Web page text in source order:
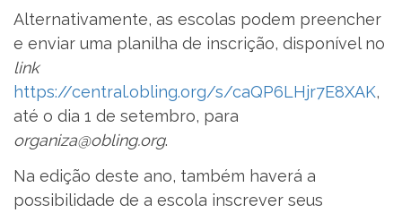
Alternativamente, as escolas podem preencher
e enviar uma planilha de inscrição, disponível no
link
https://central.obling.org/s/caQP6LHjr7E8XAK,
até o dia 1 de setembro, para
organiza@obling.org.
Na edição deste ano, também haverá a
possibilidade de a escola inscrever seus